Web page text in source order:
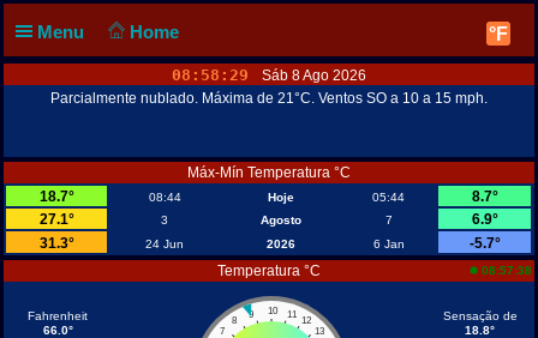
Menu Home °F
08:58:29
Sáb 8 Ago 2026
Parcialmente nublado. Máxima de 21°C. Ventos SO a 10 a 15 mph.
Máx-Mín Temperatura °C
18.7°
08:44 Hoje 05:44
8.7°
27.1°
3 Agosto 7
6.9°
31.3°
24 Jun 2026 6 Jan
-5.7°
Temperatura °C
08:57:38
Fahrenheit
66.0°
10
9 11
8
12
7
13
Sensação de
18.8°